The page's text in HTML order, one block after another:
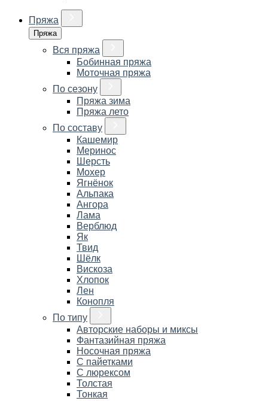
Пряжа
Пряжа
Вся пряжа
Бобинная пряжа
Моточная пряжа
По сезону
Пряжа зима
Пряжа лето
По составу
Кашемир
Меринос
Шерсть
Мохер
Ягнёнок
Альпака
Ангора
Лама
Верблюд
Як
Твид
Шёлк
Вискоза
Хлопок
Лен
Конопля
По типу
Авторские наборы и миксы
Фантазийная пряжа
Носочная пряжа
С пайетками
С люрексом
Толстая
Тонкая